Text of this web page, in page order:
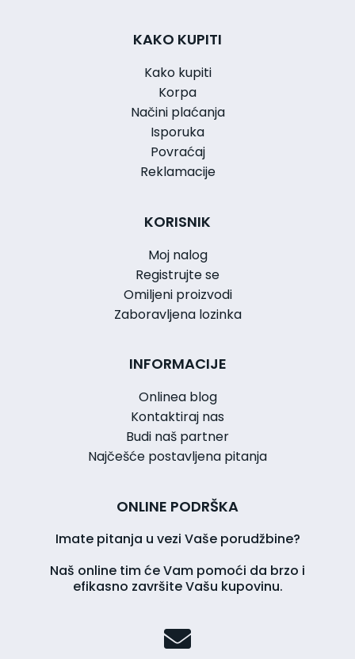
KAKO KUPITI
Kako kupiti
Korpa
Načini plaćanja
Isporuka
Povraćaj
Reklamacije
KORISNIK
Moj nalog
Registrujte se
Omiljeni proizvodi
Zaboravljena lozinka
INFORMACIJE
Onlinea blog
Kontaktiraj nas
Budi naš partner
Najčešće postavljena pitanja
ONLINE PODRŠKA
Imate pitanja u vezi Vaše porudžbine?
Naš online tim će Vam pomoći da brzo i
efikasno završite Vašu kupovinu.